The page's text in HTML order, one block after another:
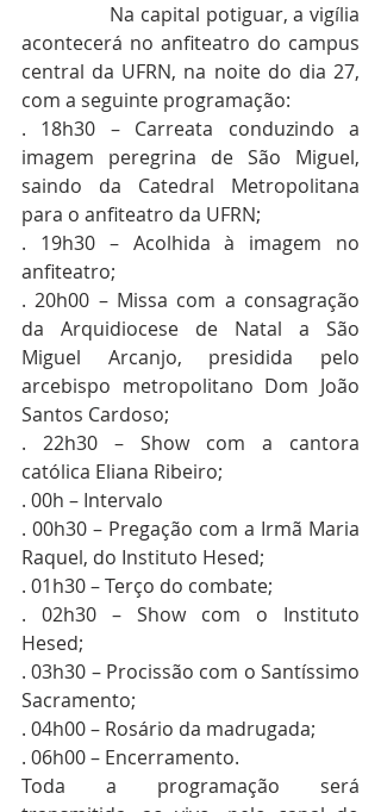
Na capital potiguar, a vigília
acontecerá no anfiteatro do campus
central da UFRN, na noite do dia 27,
com a seguinte programação:
. 18h30 – Carreata conduzindo a
imagem peregrina de São Miguel,
saindo da Catedral Metropolitana
para o anfiteatro da UFRN;
. 19h30 – Acolhida à imagem no
anfiteatro;
. 20h00 – Missa com a consagração
da Arquidiocese de Natal a São
Miguel Arcanjo, presidida pelo
arcebispo metropolitano Dom João
Santos Cardoso;
. 22h30 – Show com a cantora
católica Eliana Ribeiro;
. 00h – Intervalo
. 00h30 – Pregação com a Irmã Maria
Raquel, do Instituto Hesed;
. 01h30 – Terço do combate;
. 02h30 – Show com o Instituto
Hesed;
. 03h30 – Procissão com o Santíssimo
Sacramento;
. 04h00 – Rosário da madrugada;
. 06h00 – Encerramento.
Toda a programação será